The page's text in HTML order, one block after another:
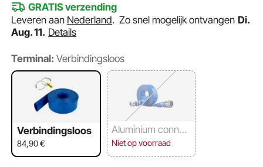
GRATIS verzending
Leveren aan Nederland.Zo snel mogelijk ontvangen Di.
Aug. 11. Details
Terminal: Verbindingsloos
Verbindingsloos
84,90€
Aluminium connec
toren
Niet op voorraad